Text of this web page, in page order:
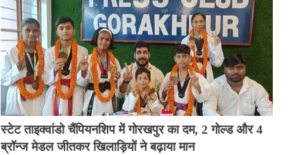
स्टेट ताइक्वांडो चैंपियनशिप में गोरखपुर का दम, 2 गोल्ड और 4
ब्रॉन्ज मेडल जीतकर खिलाड़ियों ने बढ़ाया मान